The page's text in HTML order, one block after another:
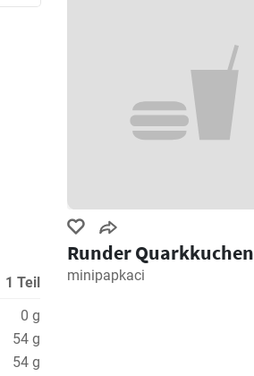
1 Teil
0 g
54 g
54 g
Runder Quarkkuchen
minipapkaci